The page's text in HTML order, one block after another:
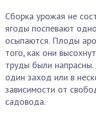
Сборка урожая не
ягоды поспевают
осыпаются. Плоды
того, как они
труды были
один заход или в
зависимости от
садовода.